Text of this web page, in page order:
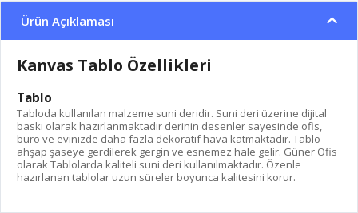
Ürün Açıklaması
Kanvas Tablo Özellikleri
Tablo
Tabloda kullanılan malzeme suni deridir. Suni deri üzerine dijital
baskı olarak hazırlanmaktadır derinin desenler sayesinde ofis,
büro ve evinizde daha fazla dekoratif hava katmaktadır. Tablo
ahşap şaseye gerdilerek gergin ve esnemez hale gelir. Güner Ofis
olarak Tablolarda kaliteli suni deri kullanılmaktadır. Özenle
hazırlanan tablolar uzun süreler boyunca kalitesini korur.